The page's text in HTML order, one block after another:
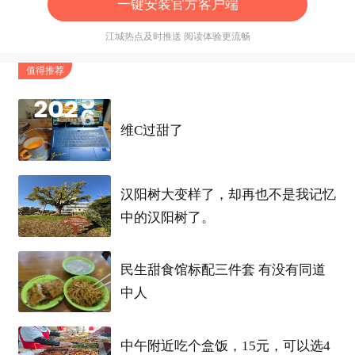
一键安装官方客户端
江城热点及时推送 阅读体验更流畅
值得推荐
维C过甜了
汉阳树大变样了，却再也不是我记忆
中的汉阳树了。
民生甜食馆标配三件套 有没有同道
中人
中午附近吃个盒饭，15元，可以选4